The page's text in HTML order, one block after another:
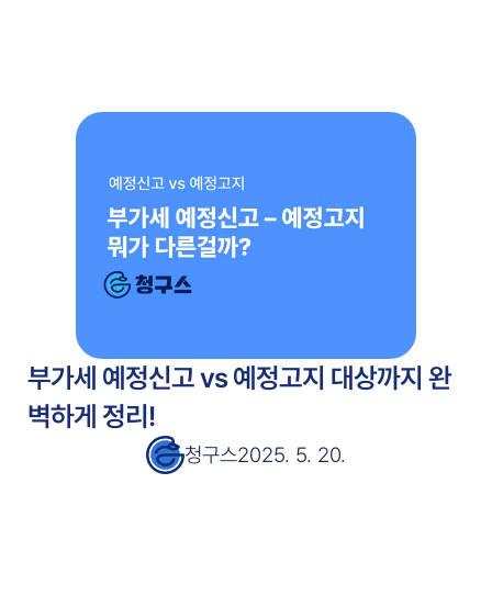
부가세 예정신고 vs 예정고지 대상까지 완
벽하게 정리!
청구스2025. 5. 20.
서비스 소개서
블로그